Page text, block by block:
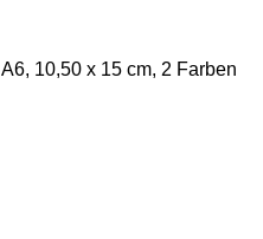
10,50 x 15 cm, 2 Farben